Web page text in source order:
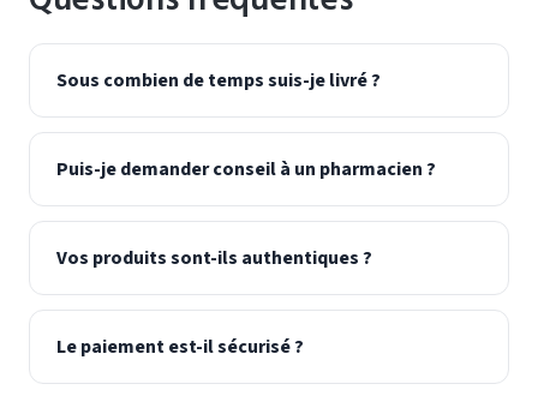
Sous combien de temps suis-je livré ?
Puis-je demander conseil à un pharmacien ?
Vos produits sont-ils authentiques ?
Le paiement est-il sécurisé ?